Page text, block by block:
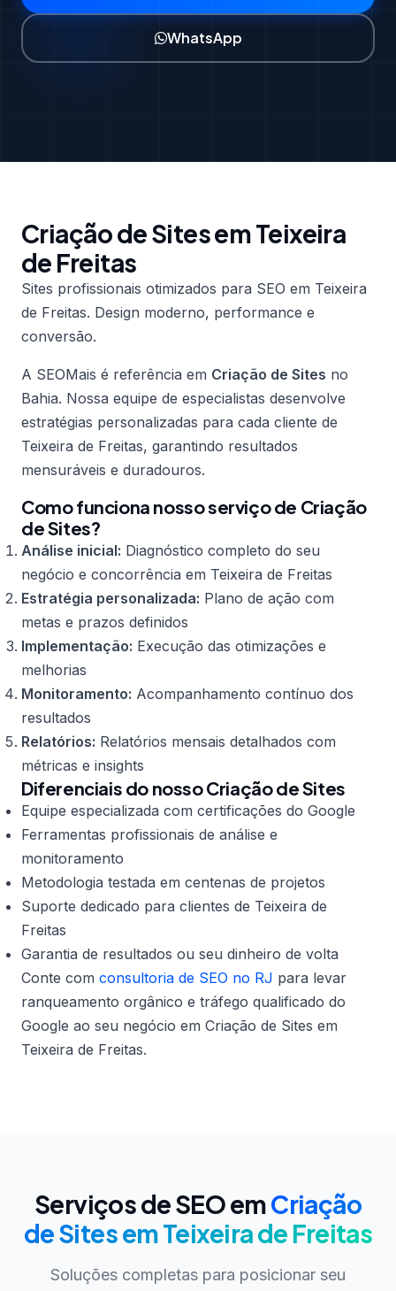
WhatsApp
Criação de Sites em Teixeira
de Freitas
Sites profissionais otimizados para SEO em Teixeira
de Freitas. Design moderno, performance e
conversão.
A SEOMais é referência em Criação de Sites no
Bahia. Nossa equipe de especialistas desenvolve
estratégias personalizadas para cada cliente de
Teixeira de Freitas, garantindo resultados
mensuráveis e duradouros.
Como funciona nosso serviço de Criação
de Sites?
Análise inicial: Diagnóstico completo do seu
negócio e concorrência em Teixeira de Freitas
Estratégia personalizada: Plano de ação com
metas e prazos definidos
Implementação: Execução das otimizações e
melhorias
Monitoramento: Acompanhamento contínuo dos
resultados
Relatórios: Relatórios mensais detalhados com
métricas e insights
Diferenciais do nosso Criação de Sites
Equipe especializada com certificações do Google
Ferramentas profissionais de análise e
monitoramento
Metodologia testada em centenas de projetos
Suporte dedicado para clientes de Teixeira de
Freitas
Garantia de resultados ou seu dinheiro de volta
Conte com consultoria de SEO no RJ para levar
ranqueamento orgânico e tráfego qualificado do
Google ao seu negócio em Criação de Sites em
Teixeira de Freitas.
Serviços de SEO emCriação
de Sites em Teixeira de Freitas
Soluções completas para posicionar seu